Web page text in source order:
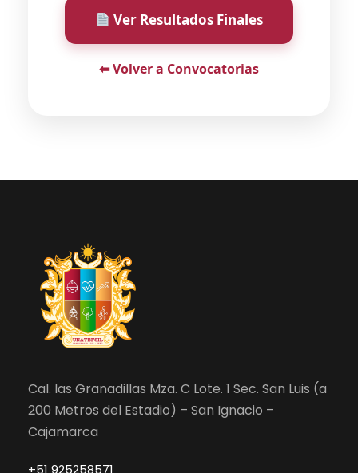
Ver Resultados Finales
⬅ Volver a Convocatorias
Cal. las Granadillas Mza. C Lote. 1 Sec. San Luis (a
200 Metros del Estadio) – San Ignacio –
Cajamarca
+51 925258571